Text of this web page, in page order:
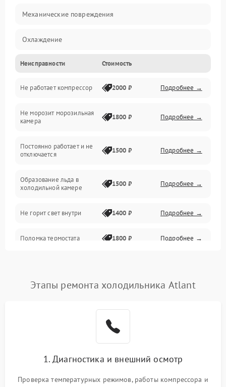
Механические повреждения
Охлаждение
Механика
Электропитание
Дренаж
Неисправности Стоимость
Не работает компрессор 2000 ₽ Подробнее →
Не морозит морозильная
камера
1800 ₽ Подробнее →
Постоянно работает и не
отключается
1500 ₽ Подробнее →
Образование льда в
холодильной камере
1500 ₽ Подробнее →
Не горит свет внутри 1400 ₽ Подробнее →
Поломка термостата 1800 ₽ Подробнее →
Поломка системы No Frost 2600 ₽ Подробнее →
работе
2000 ₽ Подробнее →
Этапы ремонта холодильника Atlant
1. Диагностика и внешний осмотр
Проверка температурных режимов, работы компрессора и